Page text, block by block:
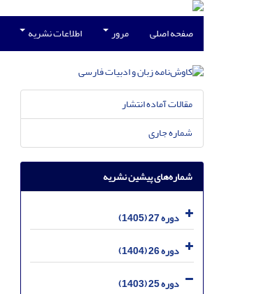
صفحه اصلی مرور اطلاعات نشریه
مقالات آماده انتشار
شماره جاری
شماره‌های پیشین نشریه
دوره 27 (1405)
دوره 26 (1404)
دوره 25 (1403)